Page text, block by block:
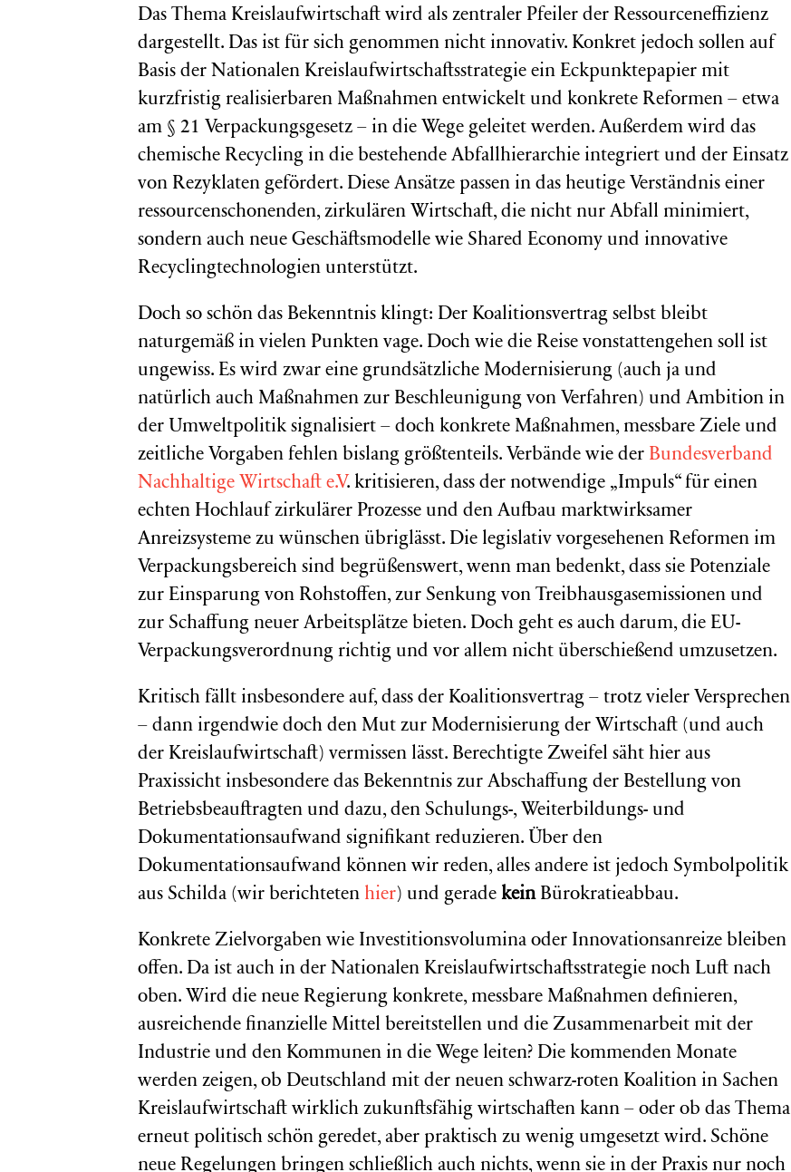
Das Thema Kreislaufwirtschaft wird als zentraler Pfeiler der Ressourceneffizienz
dargestellt. Das ist für sich genommen nicht innovativ. Konkret jedoch sollen auf
Basis der Nationalen Kreislaufwirtschaftsstrategie ein Eckpunktepapier mit
kurzfristig realisierbaren Maßnahmen entwickelt und konkrete Reformen – etwa
am § 21 Verpackungsgesetz – in die Wege geleitet werden. Außerdem wird das
chemische Recycling in die bestehende Abfallhierarchie integriert und der Einsatz
von Rezyklaten gefördert. Diese Ansätze passen in das heutige Verständnis einer
ressourcenschonenden, zirkulären Wirtschaft, die nicht nur Abfall minimiert,
sondern auch neue Geschäftsmodelle wie Shared Economy und innovative
Recyclingtechnologien unterstützt.
Doch so schön das Bekenntnis klingt: Der Koalitionsvertrag selbst bleibt
naturgemäß in vielen Punkten vage. Doch wie die Reise vonstattengehen soll ist
ungewiss. Es wird zwar eine grundsätzliche Modernisierung (auch ja und
natürlich auch Maßnahmen zur Beschleunigung von Verfahren) und Ambition in
der Umweltpolitik signalisiert – doch konkrete Maßnahmen, messbare Ziele und
zeitliche Vorgaben fehlen bislang größtenteils. Verbände wie der Bundesverband
Nachhaltige Wirtschaft e.V. kritisieren, dass der notwendige „Impuls“ für einen
echten Hochlauf zirkulärer Prozesse und den Aufbau marktwirksamer
Anreizsysteme zu wünschen übriglässt. Die legislativ vorgesehenen Reformen im
Verpackungsbereich sind begrüßenswert, wenn man bedenkt, dass sie Potenziale
zur Einsparung von Rohstoffen, zur Senkung von Treibhausgasemissionen und
zur Schaffung neuer Arbeitsplätze bieten. Doch geht es auch darum, die EU-
Verpackungsverordnung richtig und vor allem nicht überschießend umzusetzen.
Kritisch fällt insbesondere auf, dass der Koalitionsvertrag – trotz vieler Versprechen
– dann irgendwie doch den Mut zur Modernisierung der Wirtschaft (und auch
der Kreislaufwirtschaft) vermissen lässt. Berechtigte Zweifel säht hier aus
Praxissicht insbesondere das Bekenntnis zur Abschaffung der Bestellung von
Betriebsbeauftragten und dazu, den Schulungs-, Weiterbildungs- und
Dokumentationsaufwand signifikant reduzieren. Über den
Dokumentationsaufwand können wir reden, alles andere ist jedoch Symbolpolitik
aus Schilda (wir berichteten hier) und gerade keinBürokratieabbau.
Konkrete Zielvorgaben wie Investitionsvolumina oder Innovationsanreize bleiben
offen. Da ist auch in der Nationalen Kreislaufwirtschaftsstrategie noch Luft nach
oben. Wird die neue Regierung konkrete, messbare Maßnahmen definieren,
ausreichende finanzielle Mittel bereitstellen und die Zusammenarbeit mit der
Industrie und den Kommunen in die Wege leiten? Die kommenden Monate
werden zeigen, ob Deutschland mit der neuen schwarz-roten Koalition in Sachen
Kreislaufwirtschaft wirklich zukunftsfähig wirtschaften kann – oder ob das Thema
erneut politisch schön geredet, aber praktisch zu wenig umgesetzt wird. Schöne
neue Regelungen bringen schließlich auch nichts, wenn sie in der Praxis nur noch